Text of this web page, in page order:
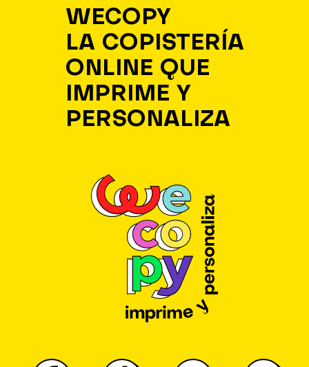
WECOPY
LA COPISTERÍA
ONLINE QUE
IMPRIME Y
PERSONALIZA